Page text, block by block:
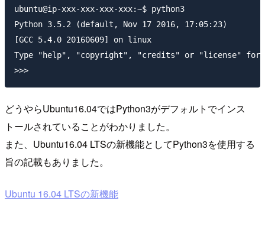
ubuntu@ip-xxx-xxx-xxx-xxx:~$ python3
Python 3.5.2 (default, Nov 17 2016, 17:05:23)
[GCC 5.4.0 20160609] on linux
Type "help", "copyright", "credits" or "license" for
どうやらUbuntu16.04ではPython3がデフォルトでインス
トールされていることがわかりました。
また、Ubuntu16.04 LTSの新機能としてPython3を使用する
旨の記載もありました。
Ubuntu 16.04 LTSの新機能